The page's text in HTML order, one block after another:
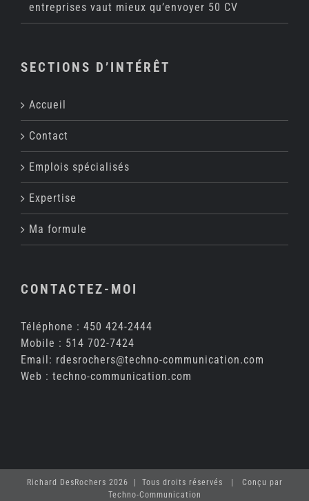
entreprises vaut mieux qu’envoyer 50 CV
SECTIONS D’INTÉRÊT
Accueil
Contact
Emplois spécialisés
Expertise
Ma formule
CONTACTEZ-MOI
Téléphone : 450 424-2444
Mobile : 514 702-7424
Email: rdesrochers@techno-communication.com
Web : techno-communication.com
Richard DesRochers 2026 | Tous droits réservés | Conçu par
Techno-Communication